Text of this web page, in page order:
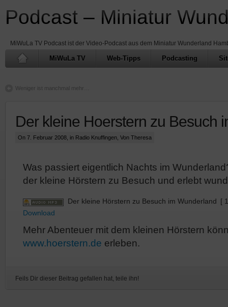
Podcast – Miniatur
MiWuLa TV Podcast ist der Video-Podcast aus dem Miniatur Wunderland
MiWuLa TV Web-Tipps Podcasting
Weniger ist manchmal mehr…
Der kleine Hoerstern zu Besuch
On 7. Februar 2008, in Radio Knuffingen , Von Theresa
Was passiert eigentlich Nachts im
der kleine Hörstern zu Besuch und erlebt
Der kleine Hörstern zu Besuch im Wunderland [
Download
Mehr Abenteuer mit dem kleinen Hörstern
www.hoerstern.de erleben.
Feils Dir dieser Beitrag gefallen hat, teile ihn!